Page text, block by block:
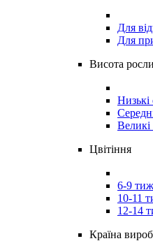
Для
Для
Висота
Низькі
Великі
Цвітіння
6-9
10-11
12-14
Країна